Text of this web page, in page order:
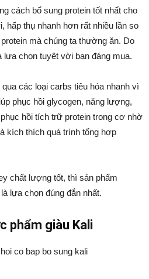
cách bổ sung protein tốt nhất cho
hấp thụ nhanh hơn rất nhiều lần so
mà chúng ta thường ăn. Do
lựa chọn tuyệt vời bạn đáng mua.
các loại carbs tiêu hóa nhanh vì
phục hồi glycogen, năng lượng,
hồi tích trữ protein trong cơ nhờ
kích thích quá trình tổng hợp
chất lượng tốt, thì sản phẩm
là lựa chọn đúng đắn nhất.
phẩm giàu Kali